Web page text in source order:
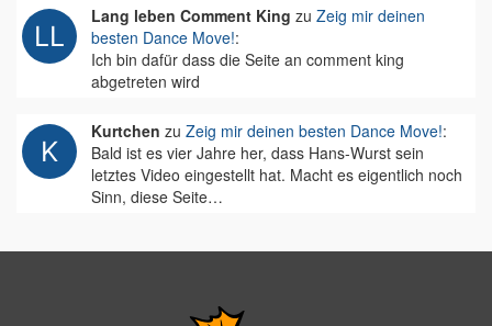
Lang leben Comment King zu Zeig mir deinen
besten Dance Move!:
Ich bin dafür dass die Seite an comment king
abgetreten wird
Kurtchen zu Zeig mir deinen besten Dance Move!:
Bald ist es vier Jahre her, dass Hans-Wurst sein
letztes Video eingestellt hat. Macht es eigentlich noch
Sinn, diese Seite…